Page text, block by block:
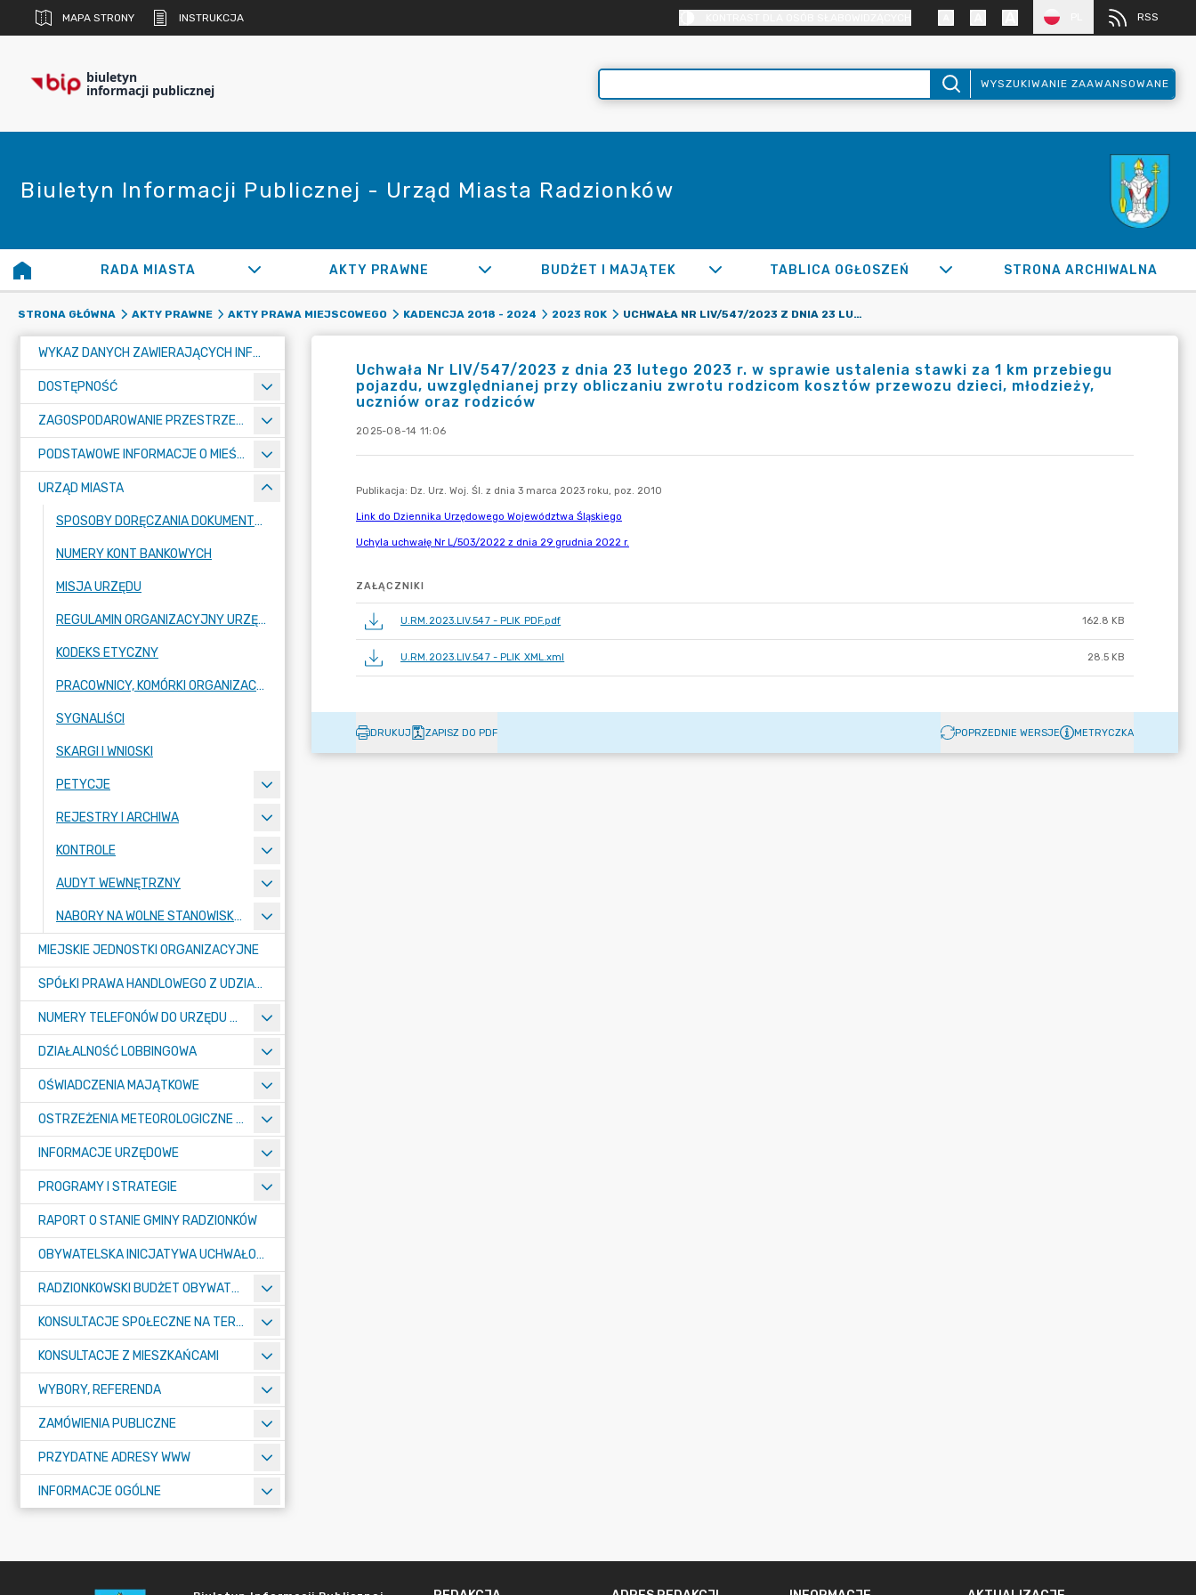
MAPA STRONY INSTRUKCJA RSS
biuletyn
informacji publicznej WYSZUKIWANIE ZAAWANSOWANE
Biuletyn Informacji Publicznej - Urząd Miasta Radzionków
RADA MIASTA AKTY PRAWNE BUDŻET I MAJĄTEK TABLICA OGŁOSZEŃ STRONA ARCHIWALNA
STRONA GŁÓWNA AKTY PRAWNE AKTY PRAWA MIEJSCOWEGO KADENCJA 2018 - 2024 2023 ROK UCHWAŁA NR LIV/547/2023 Z DNIA 23 LUTEGO 2023 R. W SPRAWIE USTALENIA STAWKI ZA 1 KM PRZEBIEGU POJAZDU, UWZGLĘDNIANEJ PRZY OBLICZANIU ZWROTU RODZICOM KOSZTÓW PRZEWOZU DZIECI, MŁODZIEŻY, UCZNIÓW ORAZ RODZICÓW
WYKAZ DANYCH ZAWIERAJĄCYCH INFORMACJE O ŚRODOWISKU I JEGO OCHRONIE
DOSTĘPNOŚĆ
ZAGOSPODAROWANIE PRZESTRZENNE
PODSTAWOWE INFORMACJE O MIEŚCIE
URZĄD MIASTA
SPOSOBY DORĘCZANIA DOKUMENTÓW DO URZĘDU MIASTA RADZIONKÓW
NUMERY KONT BANKOWYCH
MISJA URZĘDU
REGULAMIN ORGANIZACYJNY URZĘDU
KODEKS ETYCZNY
PRACOWNICY, KOMÓRKI ORGANIZACYJNE URZĘDU
SYGNALIŚCI
SKARGI I WNIOSKI
PETYCJE
REJESTRY I ARCHIWA
KONTROLE
AUDYT WEWNĘTRZNY
NABORY NA WOLNE STANOWISKA PRACY
MIEJSKIE JEDNOSTKI ORGANIZACYJNE
SPÓŁKI PRAWA HANDLOWEGO Z UDZIAŁEM GMINY
NUMERY TELEFONÓW DO URZĘDU MIASTA, MIEJSKICH JEDNOSTEK ORGANIZACYJNYCH ORAZ SPÓŁEK PRAWA HANDLOWEGO Z UDZIAŁEM GMINY
DZIAŁALNOŚĆ LOBBINGOWA
OŚWIADCZENIA MAJĄTKOWE
OSTRZEŻENIA METEOROLOGICZNE O ZŁYM STANIE POWIETRZA I INNE
INFORMACJE URZĘDOWE
PROGRAMY I STRATEGIE
RAPORT O STANIE GMINY RADZIONKÓW
OBYWATELSKA INICJATYWA UCHWAŁODAWCZA
RADZIONKOWSKI BUDŻET OBYWATELSKI
KONSULTACJE SPOŁECZNE NA TERENIE MIASTA RADZIONKÓW
KONSULTACJE Z MIESZKAŃCAMI
WYBORY, REFERENDA
ZAMÓWIENIA PUBLICZNE
PRZYDATNE ADRESY WWW
INFORMACJE OGÓLNE
Uchwała Nr LIV/547/2023 z dnia 23 lutego 2023 r. w sprawie ustalenia stawki za 1 km przebiegu
pojazdu, uwzględnianej przy obliczaniu zwrotu rodzicom kosztów przewozu dzieci, młodzieży,
uczniów oraz rodziców
2025-08-14 11:06
ZAŁĄCZNIKI
U.RM.2023.LIV.547 - PLIK PDF.pdf 162.8 KB
U.RM.2023.LIV.547 - PLIK XML.xml 28.5 KB
DRUKUJ ZAPISZ DO PDF POPRZEDNIE WERSJE METRYCZKA